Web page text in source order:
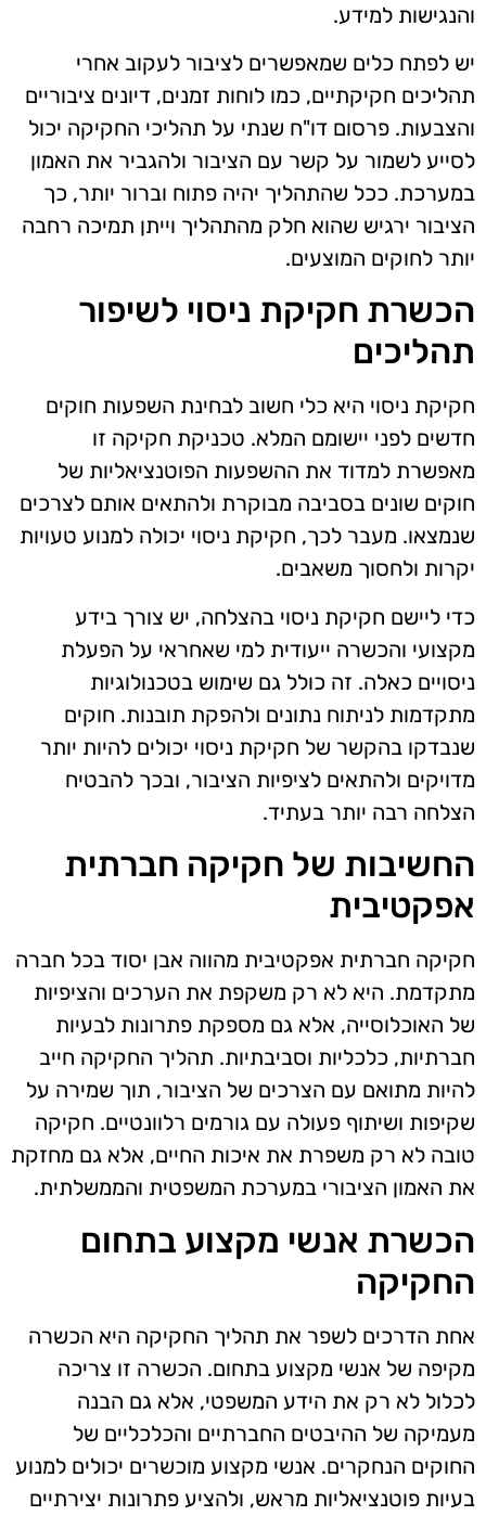
והנגישות למידע.
יש לפתח כלים שמאפשרים לציבור לעקוב אחרי
תהליכים חקיקתיים, כמו לוחות זמנים, דיונים ציבוריים
והצבעות. פרסום דו"ח שנתי על תהליכי החקיקה יכול
לסייע לשמור על קשר עם הציבור ולהגביר את האמון
במערכת. ככל שהתהליך יהיה פתוח וברור יותר, כך
הציבור ירגיש שהוא חלק מהתהליך וייתן תמיכה רחבה
יותר לחוקים המוצעים.
הכשרת חקיקת ניסוי לשיפור
תהליכים
חקיקת ניסוי היא כלי חשוב לבחינת השפעות חוקים
חדשים לפני יישומם המלא. טכניקת חקיקה זו
מאפשרת למדוד את ההשפעות הפוטנציאליות של
חוקים שונים בסביבה מבוקרת ולהתאים אותם לצרכים
שנמצאו. מעבר לכך, חקיקת ניסוי יכולה למנוע טעויות
יקרות ולחסוך משאבים.
כדי ליישם חקיקת ניסוי בהצלחה, יש צורך בידע
מקצועי והכשרה ייעודית למי שאחראי על הפעלת
ניסויים כאלה. זה כולל גם שימוש בטכנולוגיות
מתקדמות לניתוח נתונים ולהפקת תובנות. חוקים
שנבדקו בהקשר של חקיקת ניסוי יכולים להיות יותר
מדויקים ולהתאים לציפיות הציבור, ובכך להבטיח
הצלחה רבה יותר בעתיד.
החשיבות של חקיקה חברתית
אפקטיבית
חקיקה חברתית אפקטיבית מהווה אבן יסוד בכל חברה
מתקדמת. היא לא רק משקפת את הערכים והציפיות
של האוכלוסייה, אלא גם מספקת פתרונות לבעיות
חברתיות, כלכליות וסביבתיות. תהליך החקיקה חייב
להיות מתואם עם הצרכים של הציבור, תוך שמירה על
שקיפות ושיתוף פעולה עם גורמים רלוונטיים. חקיקה
טובה לא רק משפרת את איכות החיים, אלא גם מחזקת
את האמון הציבורי במערכת המשפטית והממשלתית.
הכשרת אנשי מקצוע בתחום
החקיקה
אחת הדרכים לשפר את תהליך החקיקה היא הכשרה
מקיפה של אנשי מקצוע בתחום. הכשרה זו צריכה
לכלול לא רק את הידע המשפטי, אלא גם הבנה
מעמיקה של ההיבטים החברתיים והכלכליים של
החוקים הנחקרים. אנשי מקצוע מוכשרים יכולים למנוע
בעיות פוטנציאליות מראש, ולהציע פתרונות יצירתיים